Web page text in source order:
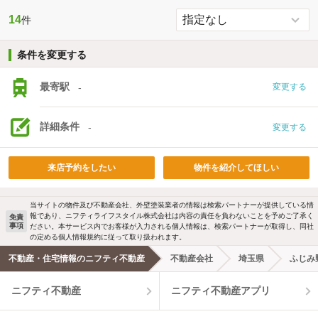
14件
条件を変更する
最寄駅 - 変更する
詳細条件 - 変更する
来店予約をしたい 物件を紹介してほしい
免責
事項
当サイトの物件及び不動産会社、外壁塗装業者の情報は検索パートナーが提供している情
報であり、ニフティライフスタイル株式会社は内容の責任を負わないことを予めご了承く
ださい。本サービス内でお客様が入力される個人情報は、検索パートナーが取得し、同社
の定める個人情報規約に従って取り扱われます。
不動産・住宅情報のニフティ不動産 不動産会社 埼玉県 ふじみ
ニフティ不動産 ニフティ不動産アプリ